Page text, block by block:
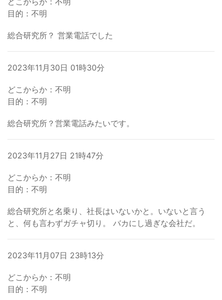
目的：不明
総合研究所？ 営業電話でした
2023年11月30日 01時30分
どこからか：不明
目的：不明
総合研究所？営業電話みたいです。
2023年11月27日 21時47分
どこからか：不明
目的：不明
総合研究所と名乗り、社長はいないかと。いないと言う
と、何も言わずガチャ切り。 バカにし過ぎな会社だ。
2023年11月07日 23時13分
どこからか：不明
目的：不明